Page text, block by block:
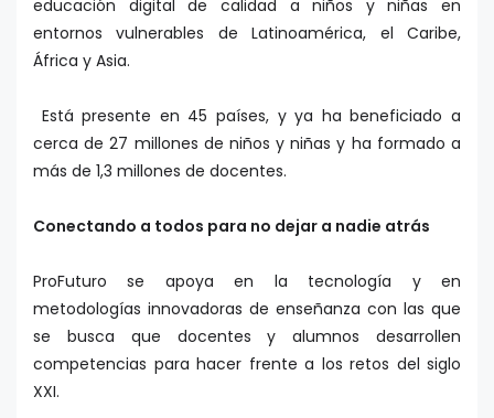
educación digital de calidad a niños y niñas en
entornos vulnerables de Latinoamérica, el Caribe,
África y Asia.
Está presente en 45 países, y ya ha beneficiado a
cerca de 27 millones de niños y niñas y ha formado a
más de 1,3 millones de docentes.
Conectando a todos para no dejar a nadie atrás
ProFuturo se apoya en la tecnología y en
metodologías innovadoras de enseñanza con las que
se busca que docentes y alumnos desarrollen
competencias para hacer frente a los retos del siglo
XXI.